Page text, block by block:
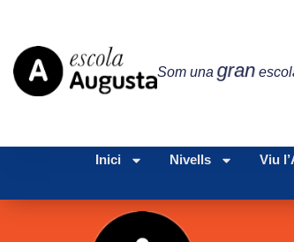
Som una gran
Inici Nivells Viu